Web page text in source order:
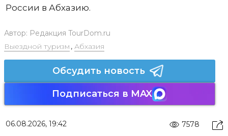
России в Абхазию.
Автор: Редакция TourDom.ru
Выездной туризм , Абхазия
Обсудить новость
Подписаться в MAX
06.08.2026, 19:42 7578